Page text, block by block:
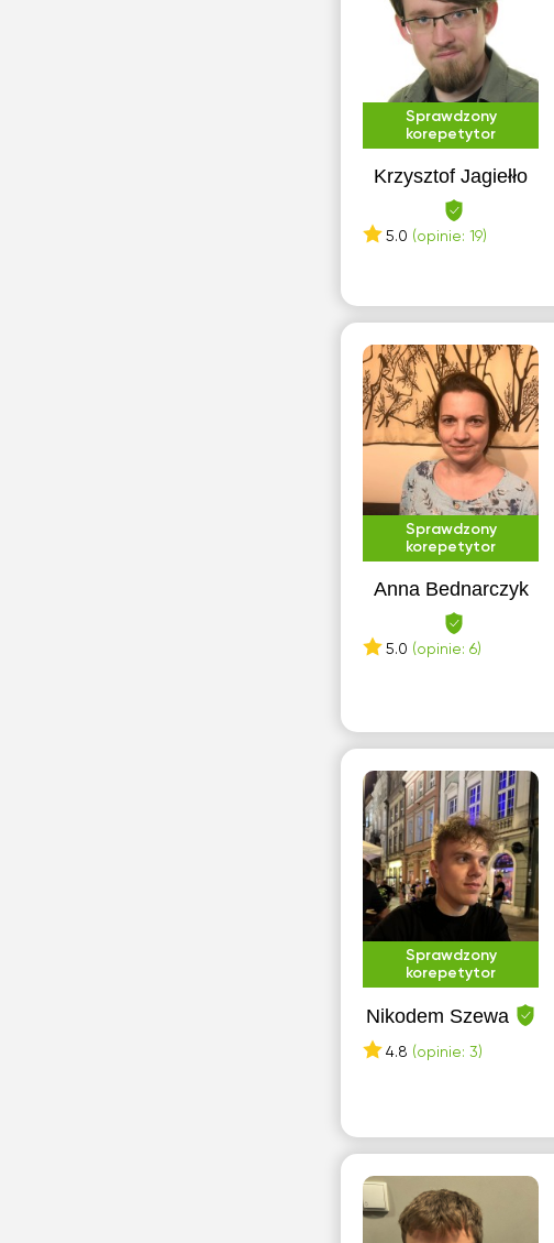
Sprawdzony
korepetytor
Krzysztof Jagiełło
5.0 (opinie: 19)
Sprawdzony
korepetytor
Anna Bednarczyk
5.0 (opinie: 6)
Sprawdzony
korepetytor
Nikodem Szewa
4.8 (opinie: 3)